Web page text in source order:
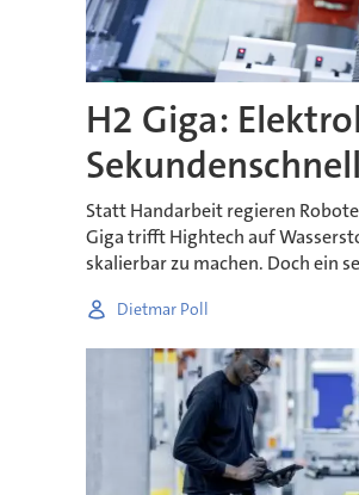
H2 Giga:
Statt Handarbeit regieren
Giga trifft Hightech auf
skalierbar zu machen. Doch ein
Dietmar Poll